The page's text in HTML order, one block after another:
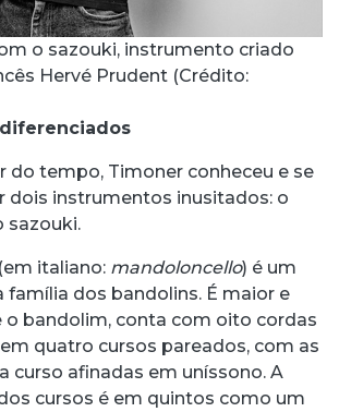
o sazouki, instrumento criado
Hervé Prudent (Crédito:
do tempo, Timoner conheceu e se
dois instrumentos inusitados: o
sazouki.
italiano: mandoloncello) é um
dos bandolins. É maior e
o bandolim, conta com oito cordas
quatro cursos pareados, com as
curso afinadas em uníssono. A
cursos é em quintos como um